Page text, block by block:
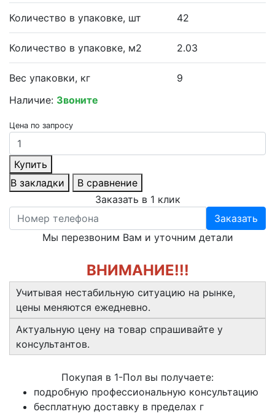
Количество в упаковке, шт 42
Количество в упаковке, м2 2.03
Вес упаковки, кг
9
Наличие: Звоните
Цена по запросу
Купить
В закладки
В сравнение
Заказать в 1 клик
Заказать
Мы перезвоним Вам и уточним детали
ВНИМАНИЕ!!!
Учитывая нестабильную ситуацию на рынке,
цены меняются ежедневно.
Актуальную цену на товар спрашивайте у
консультантов.
Покупая в 1-Пол вы получаете:
подробную профессиональную консультацию
бесплатную доставку в пределах г